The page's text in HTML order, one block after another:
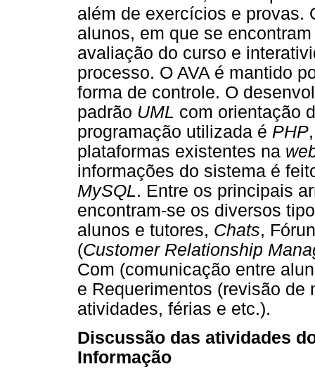
além de exercícios e provas.
alunos, em que se
avaliação do curso e
processo. O AVA é mantido
forma de controle. O
padrão UML com orientação
programação utilizada é PHP
plataformas existentes na
informações do sistema é
MySQL. Entre os principais
encontram-se os diversos
alunos e tutores, Chats,
(Customer Relationship
Com (comunicação entre
e Requerimentos (revisão de
atividades, férias e etc.).
Discussão das atividades
Informação